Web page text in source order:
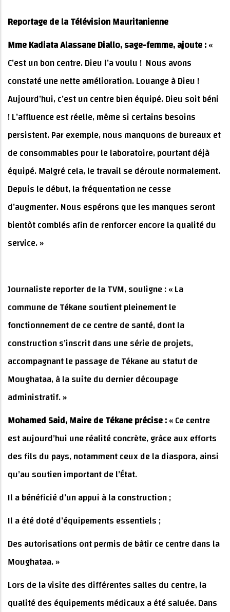
Reportage de la Télévision Mauritanienne
Mme Kadiata Alassane Diallo, sage-femme, ajoute :«
C’est un bon centre. Dieu l’a voulu ! Nous avons
constaté une nette amélioration. Louange à Dieu !
Aujourd’hui, c’est un centre bien équipé. Dieu soit béni
! L’affluence est réelle, même si certains besoins
persistent. Par exemple, nous manquons de bureaux et
de consommables pour le laboratoire, pourtant déjà
équipé. Malgré cela, le travail se déroule normalement.
Depuis le début, la fréquentation ne cesse
d’augmenter. Nous espérons que les manques seront
bientôt comblés afin de renforcer encore la qualité du
service. »
Journaliste reporter de la TVM, souligne : « La
commune de Tékane soutient pleinement le
fonctionnement de ce centre de santé, dont la
construction s’inscrit dans une série de projets,
accompagnant le passage de Tékane au statut de
Moughataa, à la suite du dernier découpage
administratif. »
Mohamed Said, Maire de Tékane précise :« Ce centre
est aujourd’hui une réalité concrète, grâce aux efforts
des fils du pays, notamment ceux de la diaspora, ainsi
qu’au soutien important de l’État.
Il a bénéficié d’un appui à la construction ;
Il a été doté d’équipements essentiels ;
Des autorisations ont permis de bâtir ce centre dans la
Moughataa. »
Lors de la visite des différentes salles du centre, la
qualité des équipements médicaux a été saluée. Dans